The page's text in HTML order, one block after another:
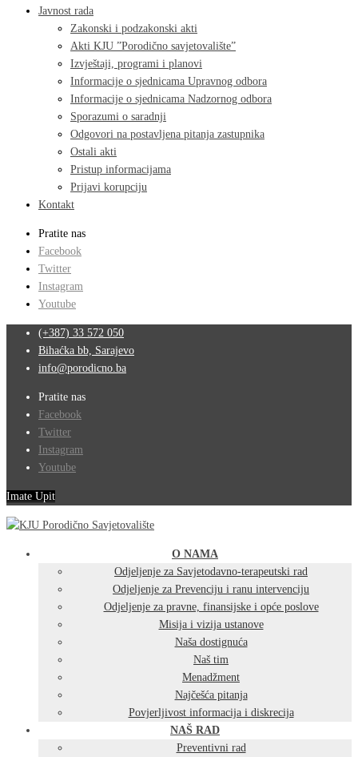
Javnost rada
Zakonski i podzakonski akti
Akti KJU ”Porodično savjetovalište”
Izvještaji, programi i planovi
Informacije o sjednicama Upravnog odbora
Informacije o sjednicama Nadzornog odbora
Sporazumi o saradnji
Odgovori na postavljena pitanja zastupnika
Ostali akti
Pristup informacijama
Prijavi korupciju
Kontakt
Pratite nas
Facebook
Twitter
Instagram
Youtube
(+387) 33 572 050
Bihaćka bb, Sarajevo
info@porodicno.ba
Pratite nas
Facebook
Twitter
Instagram
Youtube
Imate Upit
O NAMA
Odjeljenje za Savjetodavno-terapeutski rad
Odjeljenje za Prevenciju i ranu intervenciju
Odjeljenje za pravne, finansijske i opće poslove
Misija i vizija ustanove
Naša dostignuća
Naš tim
Menadžment
Najčešća pitanja
Povjerljivost informacija i diskrecija
NAŠ RAD
Preventivni rad